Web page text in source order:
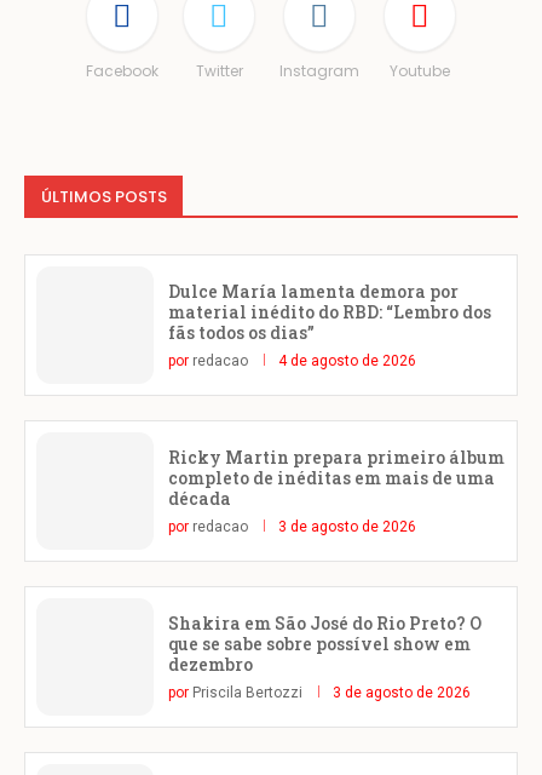
Facebook Twitter Instagram Youtube
ÚLTIMOS POSTS
Dulce María lamenta demora por
material inédito do RBD: “Lembro dos
fãs todos os dias”
por redacao 4 de agosto de 2026
Ricky Martin prepara primeiro álbum
completo de inéditas em mais de uma
década
por redacao 3 de agosto de 2026
Shakira em São José do Rio Preto? O
que se sabe sobre possível show em
dezembro
por Priscila Bertozzi 3 de agosto de 2026